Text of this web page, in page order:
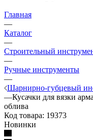
Главная
—
Каталог
—
Строительный
—
Ручные инструменты
—
Шарнирно-губцевый
—Кусачки для вязки
облива
Код товара: 19373
Новинки